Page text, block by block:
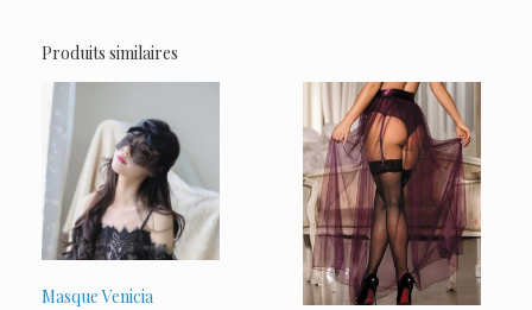
Produits similaires
Masque Venicia